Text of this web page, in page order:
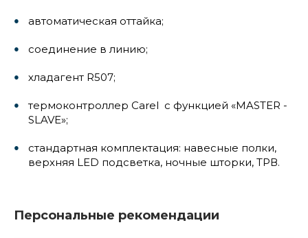
автоматическая оттайка;
соединение в линию;
хладагент R507;
термоконтроллер Carel с функцией «MASTER -
SLAVE»;
стандартная комплектация: навесные полки,
верхняя LED подсветка, ночные шторки, ТРВ.
Персональные рекомендации